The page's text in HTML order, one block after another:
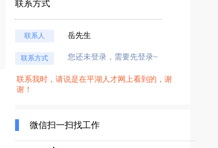
联系方式
联系人 岳先生
联系方式 您还未登录，需要先登录~
联系我时，请说是在平湖人才网上看到的，谢
谢！
微信扫一扫找工作